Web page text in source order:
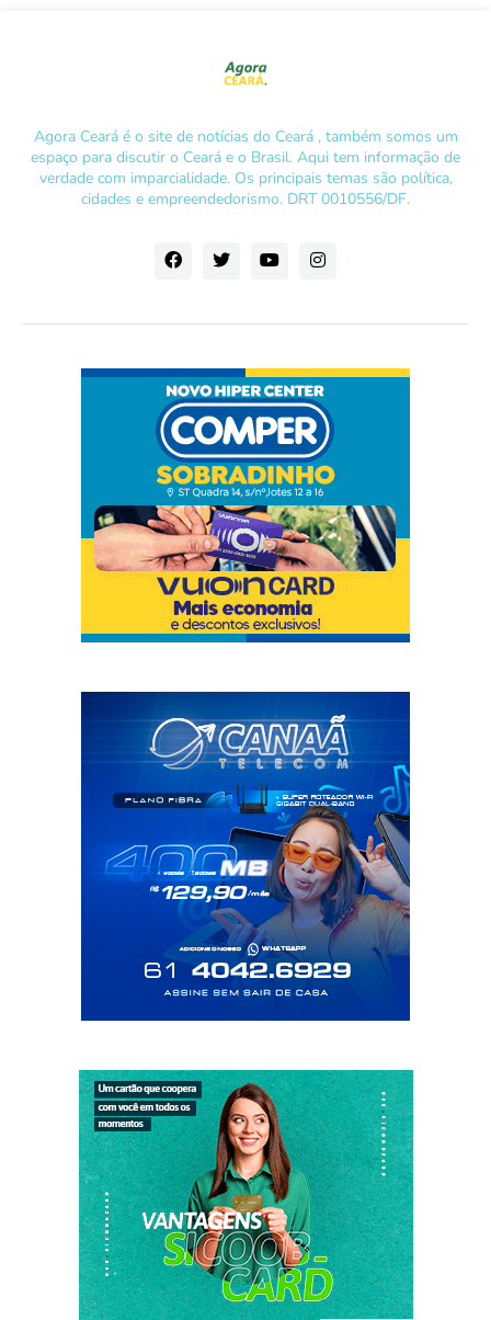
Agora Ceará é o site de notícias do Ceará , também somos um
espaço para discutir o Ceará e o Brasil. Aqui tem informação de
verdade com imparcialidade. Os principais temas são política,
cidades e empreendedorismo. DRT 0010556/DF.